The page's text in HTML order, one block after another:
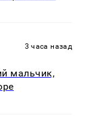
3 часа назад
мальчик,